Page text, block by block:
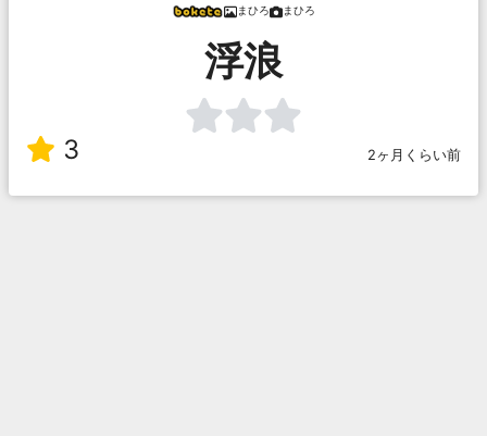
まひろ まひろ
浮浪
3 2ヶ月くらい前